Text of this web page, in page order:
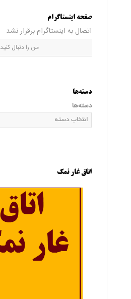
صفحه اینستاگرام
اتصال به اینستاگرام برقرار نشد
من را دنبال کنید
دسته‌ها
دسته‌ها
اتاق غار نمک